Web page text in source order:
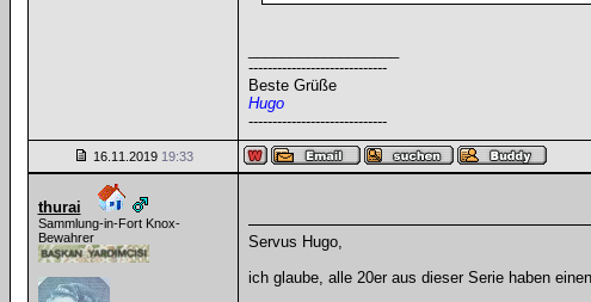
-----------------------------
Beste Grüße
Hugo
-----------------------------
16.11.2019 19:33
thurai
Sammlung-in-Fort Knox-
Bewahrer
Servus Hugo,
ich glaube, alle 20er aus dieser Serie haben